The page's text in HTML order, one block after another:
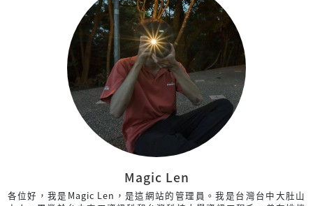
Magic Len
各位好，我是Magic Len，是這網站的管理員。我是台灣台中大肚山